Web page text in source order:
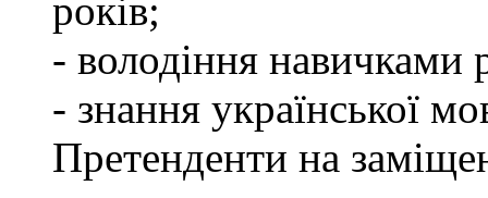
років;
- володіння навичками
- знання української
Претенденти на